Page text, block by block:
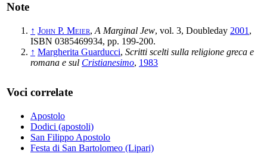
Note
↑ John P. Meier,A Marginal Jew, vol. 3, Doubleday 2001,
ISBN 0385469934, pp. 199-200.
↑ Margherita Guarducci, Scritti scelti sulla religione greca e
romana e sul Cristianesimo, 1983
Voci correlate
Apostolo
Dodici (apostoli)
San Filippo Apostolo
Festa di San Bartolomeo (Lipari)